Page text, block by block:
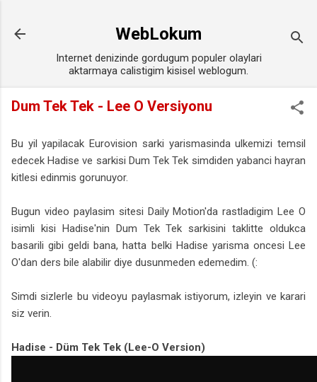
WebLokum
Internet denizinde gordugum populer olaylari
aktarmaya calistigim kisisel weblogum.
Dum Tek Tek - Lee O Versiyonu
Bu yil yapilacak Eurovision sarki yarismasinda ulkemizi temsil
edecek Hadise ve sarkisi Dum Tek Tek simdiden yabanci hayran
kitlesi edinmis gorunuyor.
Bugun video paylasim sitesi Daily Motion'da rastladigim Lee O
isimli kisi Hadise'nin Dum Tek Tek sarkisini taklitte oldukca
basarili gibi geldi bana, hatta belki Hadise yarisma oncesi Lee
O'dan ders bile alabilir diye dusunmeden edemedim. (:
Simdi sizlerle bu videoyu paylasmak istiyorum, izleyin ve karari
siz verin.
Hadise - Düm Tek Tek (Lee-O Version)